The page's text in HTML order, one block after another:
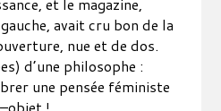
avait cru bon de la
nue et de dos.
d’une philosophe :
une pensée féministe